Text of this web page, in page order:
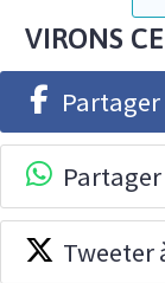
VIRONS
Tweeter